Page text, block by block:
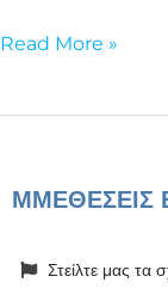
Read More »
ΜΜΕΘΕΣΕΙΣ
Στείλτε μας